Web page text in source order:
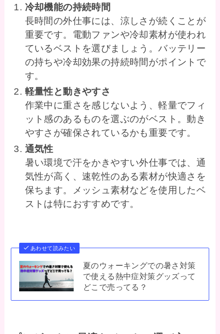
冷却機能の持続時間
長時間の外仕事には、涼しさが続くことが
重要です。電動ファンや冷却素材が使われ
ているベストを選びましょう。バッテリー
の持ちや冷却効果の持続時間がポイントで
す。
軽量性と動きやすさ
作業中に重さを感じないよう、軽量でフィ
ット感のあるものを選ぶのがベスト。動き
やすさが確保されているかも重要です。
通気性
暑い環境で汗をかきやすい外仕事では、通
気性が高く、速乾性のある素材が快適さを
保ちます。メッシュ素材などを使用したベ
ストは特におすすめです。
あわせて読みたい
夏のウォーキングでの暑さ対策
で使える熱中症対策グッズって
どこで売ってる？